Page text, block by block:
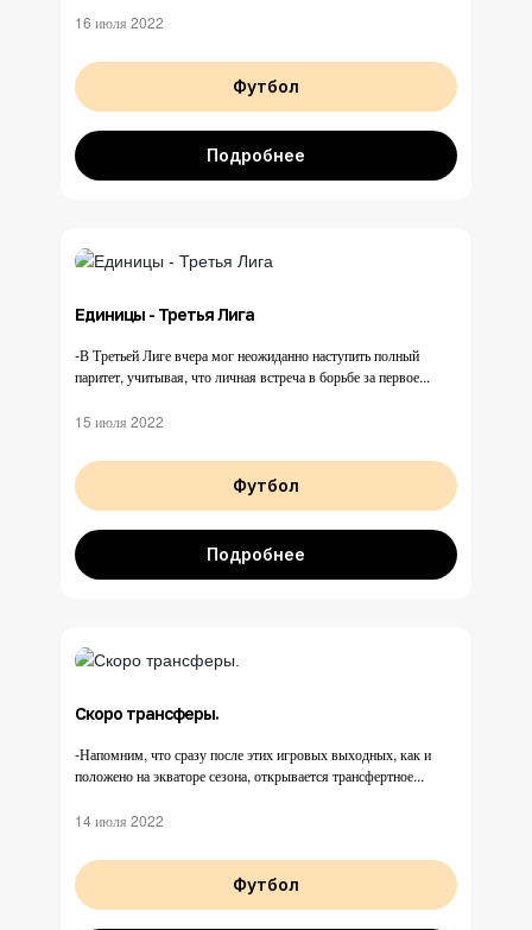
16 июля 2022
Футбол
Подробнее
Единицы - Третья Лига
-В Третьей Лиге вчера мог неожиданно наступить полный
паритет, учитывая, что личная встреча в борьбе за первое...
15 июля 2022
Футбол
Подробнее
Скоро трансферы.
-Напомним, что сразу после этих игровых выходных, как и
положено на экваторе сезона, открывается трансфертное...
14 июля 2022
Футбол